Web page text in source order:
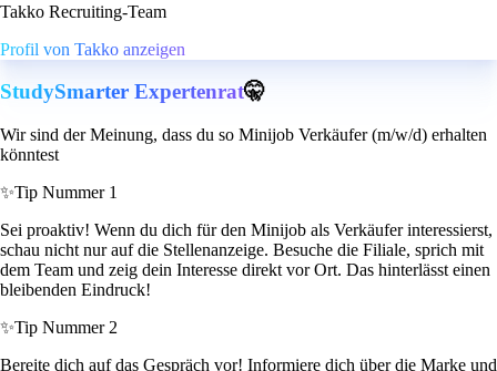
Takko Recruiting-Team
Profil von Takko anzeigen
StudySmarter Expertenrat🤫
Wir sind der Meinung, dass du so Minijob Verkäufer (m/w/d) erhalten
könntest
✨Tip Nummer 1
Sei proaktiv! Wenn du dich für den Minijob als Verkäufer interessierst,
schau nicht nur auf die Stellenanzeige. Besuche die Filiale, sprich mit
dem Team und zeig dein Interesse direkt vor Ort. Das hinterlässt einen
bleibenden Eindruck!
✨Tip Nummer 2
Bereite dich auf das Gespräch vor! Informiere dich über die Marke und